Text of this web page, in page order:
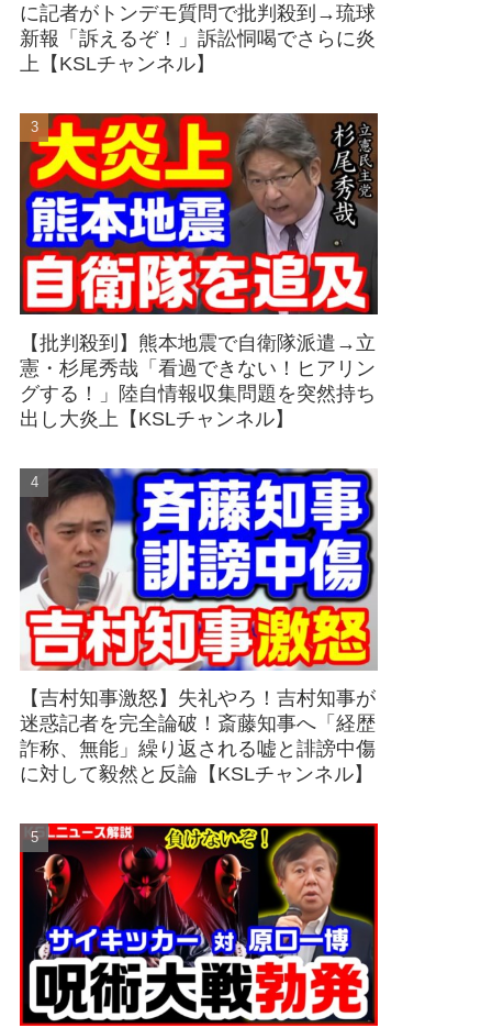
に記者がトンデモ質問で批判殺到→琉球
新報「訴えるぞ！」訴訟恫喝でさらに炎
上【KSLチャンネル】
【批判殺到】熊本地震で自衛隊派遣→立
憲・杉尾秀哉「看過できない！ヒアリン
グする！」陸自情報収集問題を突然持ち
出し大炎上【KSLチャンネル】
【吉村知事激怒】失礼やろ！吉村知事が
迷惑記者を完全論破！斎藤知事へ「経歴
詐称、無能」繰り返される嘘と誹謗中傷
に対して毅然と反論【KSLチャンネル】